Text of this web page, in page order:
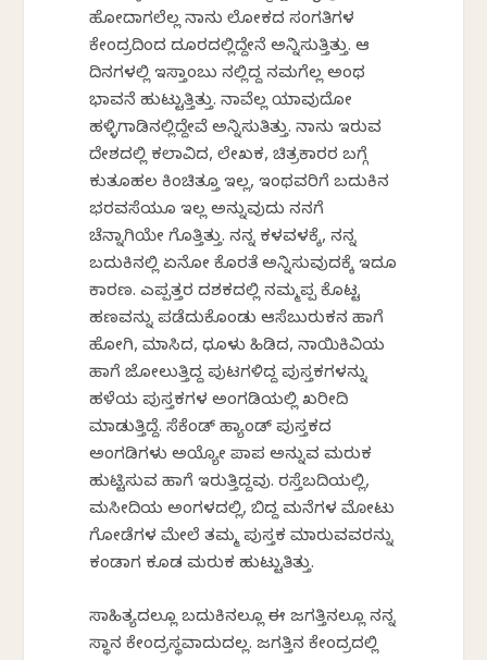
ಹೋದಾಗಲೆಲ್ಲ ನಾನು ಲೋಕದ ಸಂಗತಿಗಳ
ಕೇಂದ್ರದಿಂದ ದೂರದಲ್ಲಿದ್ದೇನೆ ಅನ್ನಿಸುತ್ತಿತ್ತು. ಆ
ದಿನಗಳಲ್ಲಿ ಇಸ್ತಾಂಬುಲ್ ನಲ್ಲಿದ್ದ ನಮಗೆಲ್ಲ ಅಂಥ
ಭಾವನೆ ಹುಟ್ಟುತ್ತಿತ್ತು. ನಾವೆಲ್ಲ ಯಾವುದೋ
ಹಳ್ಳಿಗಾಡಿನಲ್ಲಿದ್ದೇವೆ ಅನ್ನಿಸುತಿತ್ತು. ನಾನು ಇರುವ
ದೇಶದಲ್ಲಿ ಕಲಾವಿದ, ಲೇಖಕ, ಚಿತ್ರಕಾರರ ಬಗ್ಗೆ
ಕುತೂಹಲ ಕಿಂಚಿತ್ತೂ ಇಲ್ಲ, ಇಂಥವರಿಗೆ ಬದುಕಿನ
ಭರವಸೆಯೂ ಇಲ್ಲ ಅನ್ನುವುದು ನನಗೆ
ಚೆನ್ನಾಗಿಯೇ ಗೊತ್ತಿತ್ತು. ನನ್ನ ಕಳವಳಕ್ಕೆ, ನನ್ನ
ಬದುಕಿನಲ್ಲಿ ಏನೋ ಕೊರತೆ ಅನ್ನಿಸುವುದಕ್ಕೆ ಇದೂ
ಕಾರಣ. ಎಪ್ಪತ್ತರ ದಶಕದಲ್ಲಿ ನಮ್ಮಪ್ಪ ಕೊಟ್ಟ
ಹಣವನ್ನು ಪಡೆದುಕೊಂಡು ಆಸೆಬುರುಕನ ಹಾಗೆ
ಹೋಗಿ, ಮಾಸಿದ, ಧೂಳು ಹಿಡಿದ, ನಾಯಿಕಿವಿಯ
ಹಾಗೆ ಜೋಲುತ್ತಿದ್ದ ಪುಟಗಳಿದ್ದ ಪುಸ್ತಕಗಳನ್ನು
ಹಳೆಯ ಪುಸ್ತಕಗಳ ಅಂಗಡಿಯಲ್ಲಿ ಖರೀದಿ
ಮಾಡುತ್ತಿದ್ದೆ. ಸೆಕೆಂಡ್ ಹ್ಯಾಂಡ್ ಪುಸ್ತಕದ
ಅಂಗಡಿಗಳು ಅಯ್ಯೋ ಪಾಪ ಅನ್ನುವ ಮರುಕ
ಹುಟ್ಟಿಸುವ ಹಾಗೆ ಇರುತ್ತಿದ್ದವು. ರಸ್ತೆಬದಿಯಲ್ಲಿ,
ಮಸೀದಿಯ ಅಂಗಳದಲ್ಲಿ, ಬಿದ್ದ ಮನೆಗಳ ಮೋಟು
ಗೋಡೆಗಳ ಮೇಲೆ ತಮ್ಮ ಪುಸ್ತಕ ಮಾರುವವರನ್ನು
ಕಂಡಾಗ ಕೂಡ ಮರುಕ ಹುಟ್ಟುತಿತ್ತು.
ಸಾಹಿತ್ಯದಲ್ಲೂ ಬದುಕಿನಲ್ಲೂ ಈ ಜಗತ್ತಿನಲ್ಲೂ ನನ್ನ
ಸ್ಥಾನ ಕೇಂದ್ರಸ್ಥವಾದುದಲ್ಲ. ಜಗತ್ತಿನ ಕೇಂದ್ರದಲ್ಲಿ